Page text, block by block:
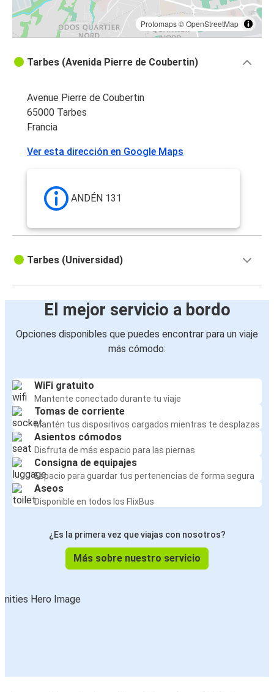
Protomaps©OpenStreetMap
Tarbes (Avenida Pierre de Coubertin)
Avenue Pierre de Coubertin
65000 Tarbes
Francia
Ver esta dirección en Google Maps
ANDÉN 131
Tarbes (Universidad)
El mejor servicio a bordo
Opciones disponibles que puedes encontrar para un viaje
más cómodo:
WiFi gratuito
Mantente conectado durante tu viaje
Tomas de corriente
Mantén tus dispositivos cargados mientras te desplazas
Asientos cómodos
Disfruta de más espacio para las piernas
Consigna de equipajes
Espacio para guardar tus pertenencias de forma segura
Aseos
Disponible en todos los FlixBus
¿Es la primera vez que viajas con nosotros?
Más sobre nuestro servicio